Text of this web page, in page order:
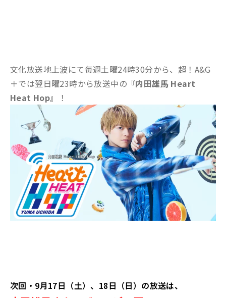
文化放送地上波にて毎週土曜24時30分から、超！A&G
＋では翌日曜23時から放送中の 『内田雄馬 Heart
Heat Hop』
！
次回・9月17日（土）、18日（日）の放送は、